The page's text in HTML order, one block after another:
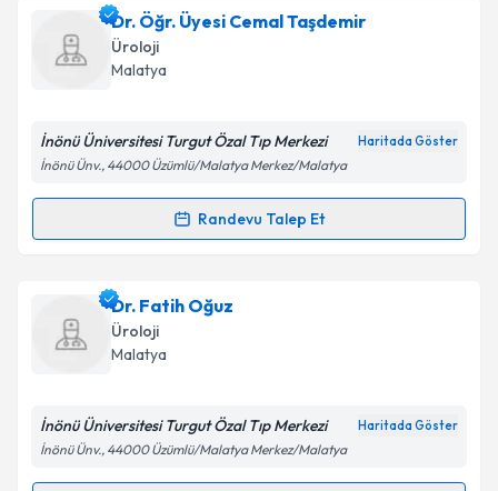
Dr. Öğr. Üyesi Cemal Taşdemir
Üroloji
Malatya
İnönü Üniversitesi Turgut Özal Tıp Merkezi Haritada Göster
İnönü Ünv., 44000 Üzümlü/Malatya Merkez/Malatya
Randevu Talep Et
Randevu Takvimi Talebi
Dr. Öğr. Üyesi Cemal Taşdemir
talebi oluşturun. Size bu uzmandan randevu almanız
için bir takvim hazırlandığında e-posta ile
bilgilendireceğiz.
E-posta Adresiniz
Dr. Fatih Oğuz
Üroloji
Malatya
İnönü Üniversitesi Turgut Özal Tıp Merkezi Haritada Göster
İnönü Ünv., 44000 Üzümlü/Malatya Merkez/Malatya